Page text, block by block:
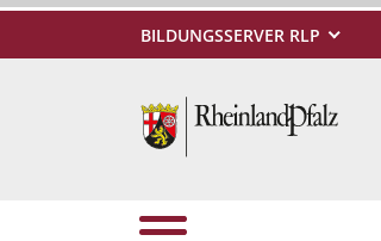
BILDUNGSSERVER RLP